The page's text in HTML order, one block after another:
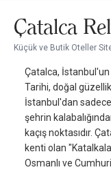
Çatalca
Küçük ve Butik Oteller
Çatalca, İstanbul'un
Tarihi, doğal
İstanbul'dan
şehrin
kaçış noktasıdır.
kenti olan
Osmanlı ve